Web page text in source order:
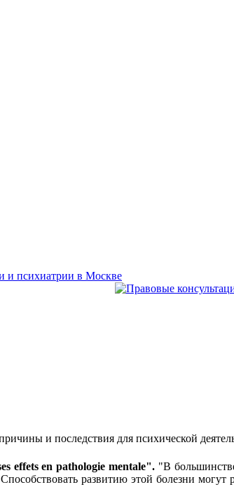
и последствия для психической
effets en pathologie mentale". "В
развитию этой болезни